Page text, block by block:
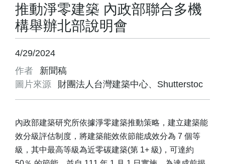
推動淨零建築 內政部聯合多機
構舉辦北部說明會
4/29/2024
作者
新聞稿
圖片來源
財團法人台灣建築中心、Shutterstoc
內政部建築研究所依據淨零建築推動策略，建立建築能
效分級評估制度，將建築能效依節能成效分為 7 個等
級，其中最高等級為近零碳建築(第 1+ 級)，可達約